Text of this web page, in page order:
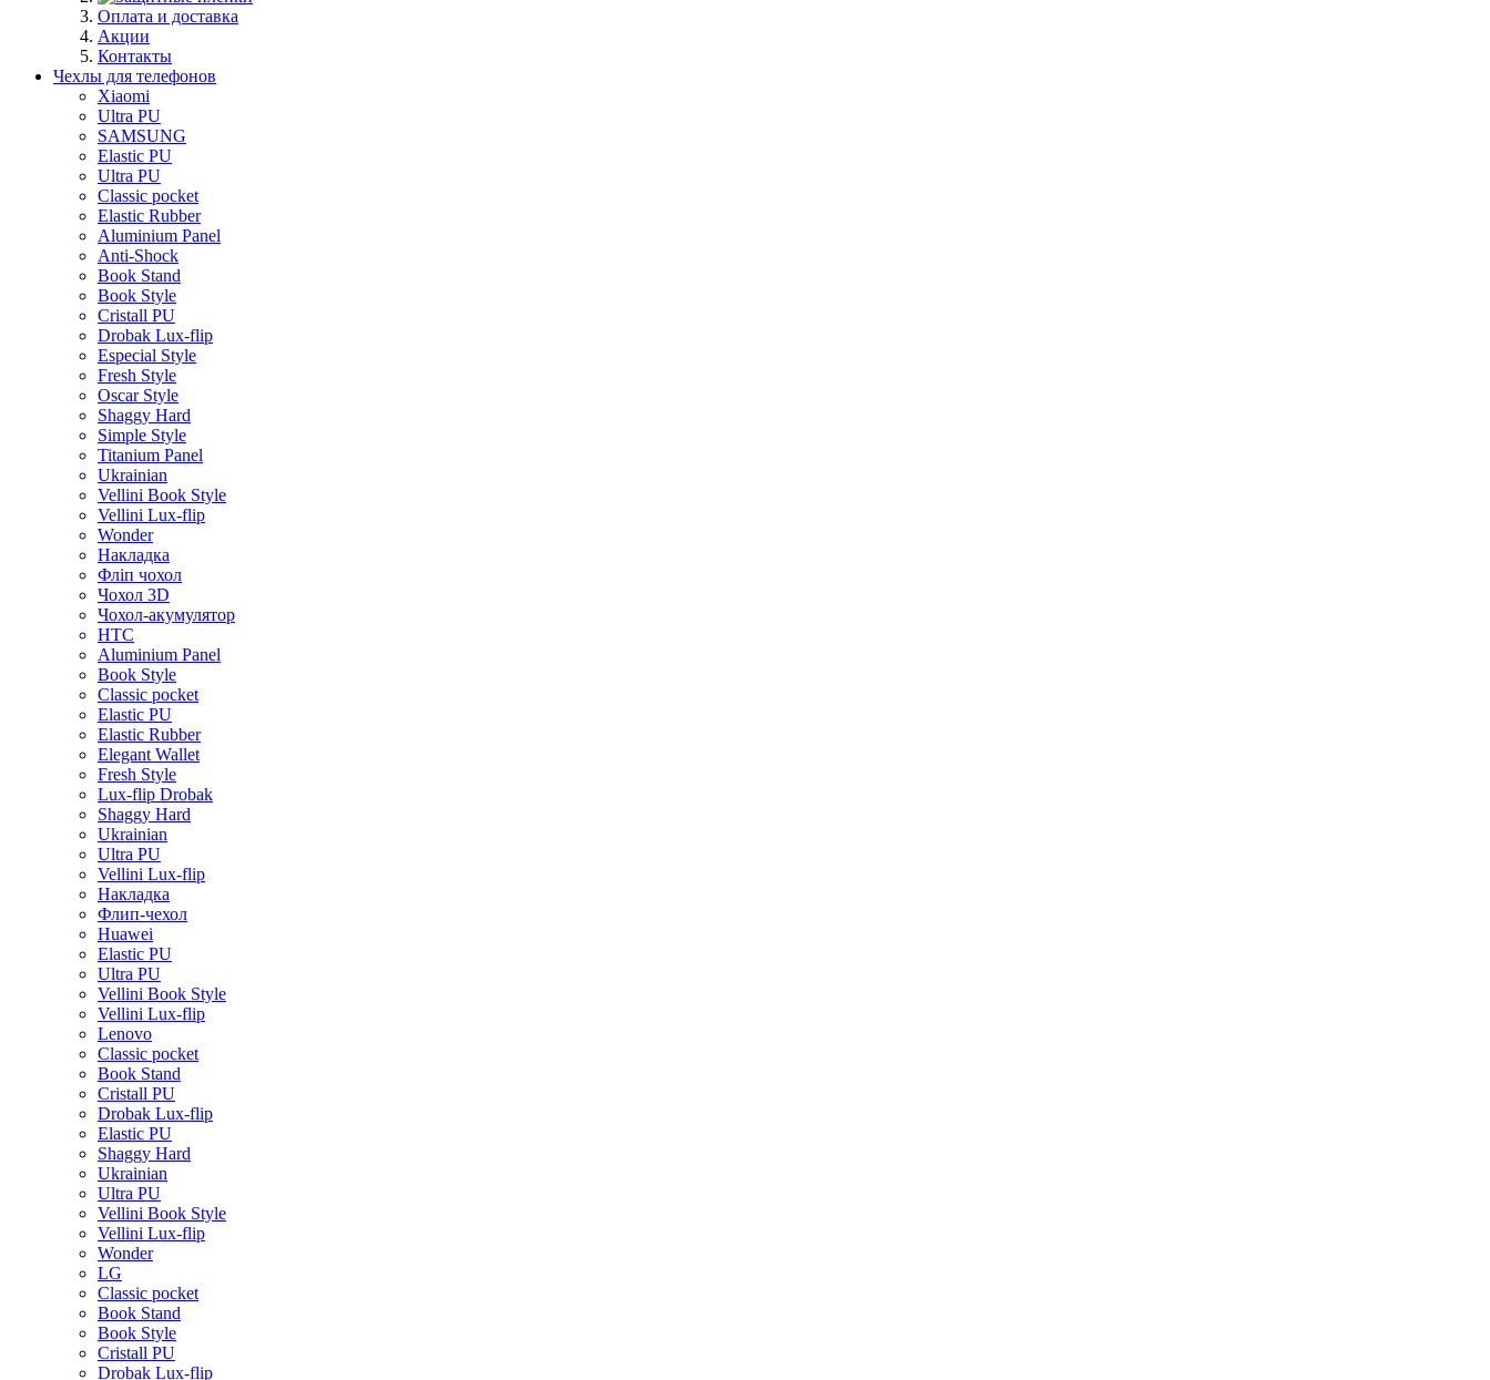
Оплата и доставка
Акции
Контакты
Чехлы для телефонов
Xiaomi
Ultra PU
SAMSUNG
Elastic PU
Ultra PU
Classic pocket
Elastic Rubber
Aluminium Panel
Anti-Shock
Book Stand
Book Style
Cristall PU
Drobak Lux-flip
Especial Style
Fresh Style
Oscar Style
Shaggy Hard
Simple Style
Titanium Panel
Ukrainian
Vellini Book Style
Vellini Lux-flip
Wonder
Накладка
Фліп чохол
Чохол 3D
Чохол-акумулятор
HTC
Aluminium Panel
Book Style
Classic pocket
Elastic PU
Elastic Rubber
Elegant Wallet
Fresh Style
Lux-flip Drobak
Shaggy Hard
Ukrainian
Ultra PU
Vellini Lux-flip
Накладка
Флип-чехол
Huawei
Elastic PU
Ultra PU
Vellini Book Style
Vellini Lux-flip
Lenovo
Classic pocket
Book Stand
Cristall PU
Drobak Lux-flip
Elastic PU
Shaggy Hard
Ukrainian
Ultra PU
Vellini Book Style
Vellini Lux-flip
Wonder
LG
Classic pocket
Book Stand
Book Style
Cristall PU
Drobak Lux-flip